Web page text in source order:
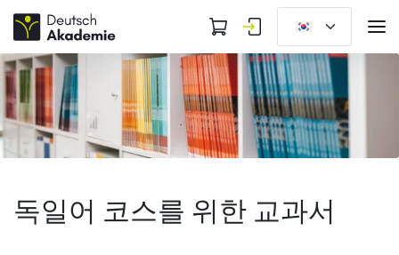
독일어 코스를 위한 교과서